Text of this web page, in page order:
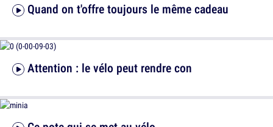
Attention : le vélo peut rendre con
Quand on t'offre toujours le même cadeau